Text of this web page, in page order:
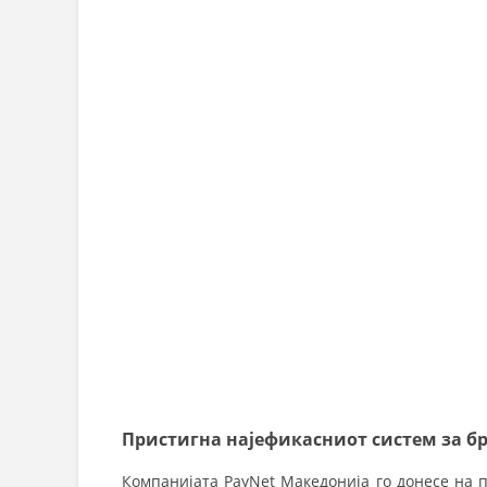
Пристигна најефикасниот систем за
Компанијата PayNet Македонија го донесе на